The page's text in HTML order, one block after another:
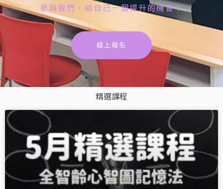
參與我們，給自己一個提升的機會！
線上報名
精選課程